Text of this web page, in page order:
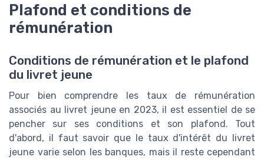
Plafond et conditions de
rémunération
Conditions de rémunération et le plafond
du livret jeune
Pour bien comprendre les taux de rémunération
associés au livret jeune en 2023, il est essentiel de se
pencher sur ses conditions et son plafond. Tout
d'abord, il faut savoir que le taux d'intérêt du livret
jeune varie selon les banques, mais il reste cependant